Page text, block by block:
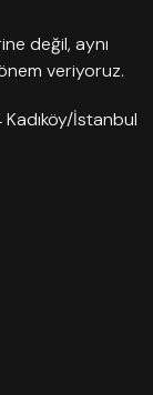
değil, aynı
veriyoruz.
İstanbul